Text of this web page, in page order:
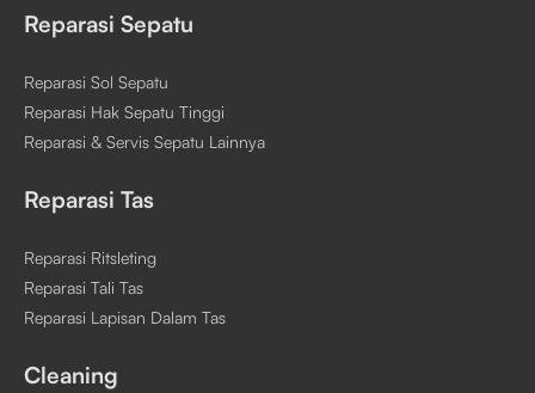
Reparasi Sepatu
Reparasi Sol Sepatu
Reparasi Hak Sepatu Tinggi
Reparasi & Servis Sepatu Lainnya
Reparasi Tas
Reparasi Ritsleting
Reparasi Tali Tas
Reparasi Lapisan Dalam Tas
Cleaning